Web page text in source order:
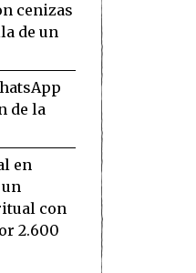
cenizas
de un
de la
en
con
2.600